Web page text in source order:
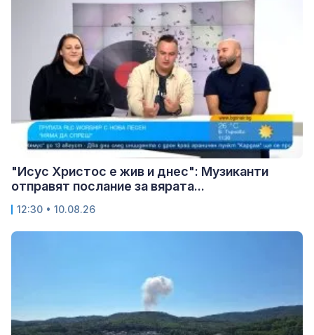
"Исус Христос е жив и днес": Музиканти
отправят послание за вярата...
12:30 • 10.08.26